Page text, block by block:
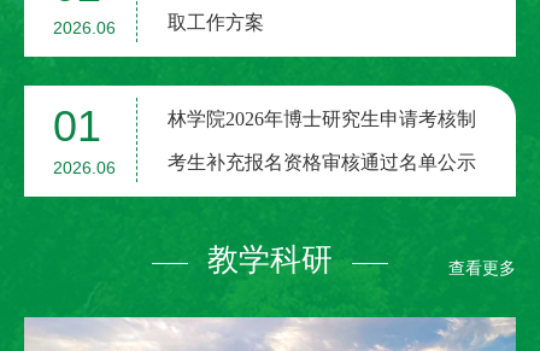
2026.06 取工作方案
01
2026.06
林学院2026年博士研究生申请考核制
考生补充报名资格审核通过名单公示
教学科研 查看更多